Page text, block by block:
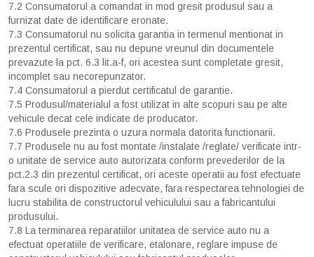
7.2 Consumatorul a comandat in mod gresit produsul sau a
furnizat date de identificare eronate.
7.3 Consumatorul nu solicita garantia in termenul mentionat in
prezentul certificat, sau nu depune vreunul din documentele
prevazute la pct. 6.3 lit.a-f, ori acestea sunt completate gresit,
incomplet sau necorepunzator.
7.4 Consumatorul a pierdut certificatul de garantie.
7.5 Produsul/materialul a fost utilizat in alte scopuri sau pe alte
vehicule decat cele indicate de producator.
7.6 Produsele prezinta o uzura normala datorita functionarii.
7.7 Produsele nu au fost montate /instalate /reglate/ verificate intr-
o unitate de service auto autorizata conform prevederilor de la
pct.2.3 din prezentul certificat, ori aceste operatii au fost efectuate
fara scule ori dispozitive adecvate, fara respectarea tehnologiei de
lucru stabilita de constructorul vehiculului sau a fabricantului
produsului.
7.8 La terminarea reparatiilor unitatea de service auto nu a
efectuat operatiile de verificare, etalonare, reglare impuse de